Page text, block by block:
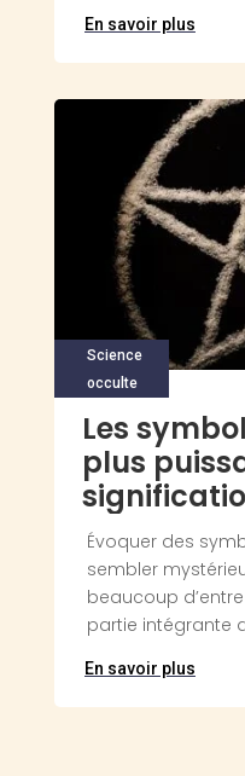
En savoir plus
Science
occulte
Les
plus
Évoquer des
sembler
beaucoup
partie intégrante
En savoir plus